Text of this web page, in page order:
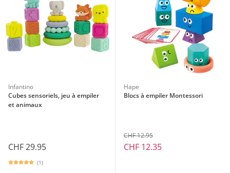
Infantino
Cubes sensoriels, jeu à empiler
et animaux
CHF 29.95
(1)
Hape
Blocs à empiler Montessori
CHF 12.95
CHF 12.35